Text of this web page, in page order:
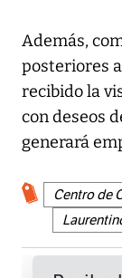
Además,
posteriores
recibido la
con deseos
generará
Centro de